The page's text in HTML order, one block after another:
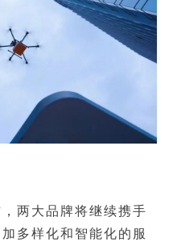
两大品牌将继续携手
多样化和智能化的服